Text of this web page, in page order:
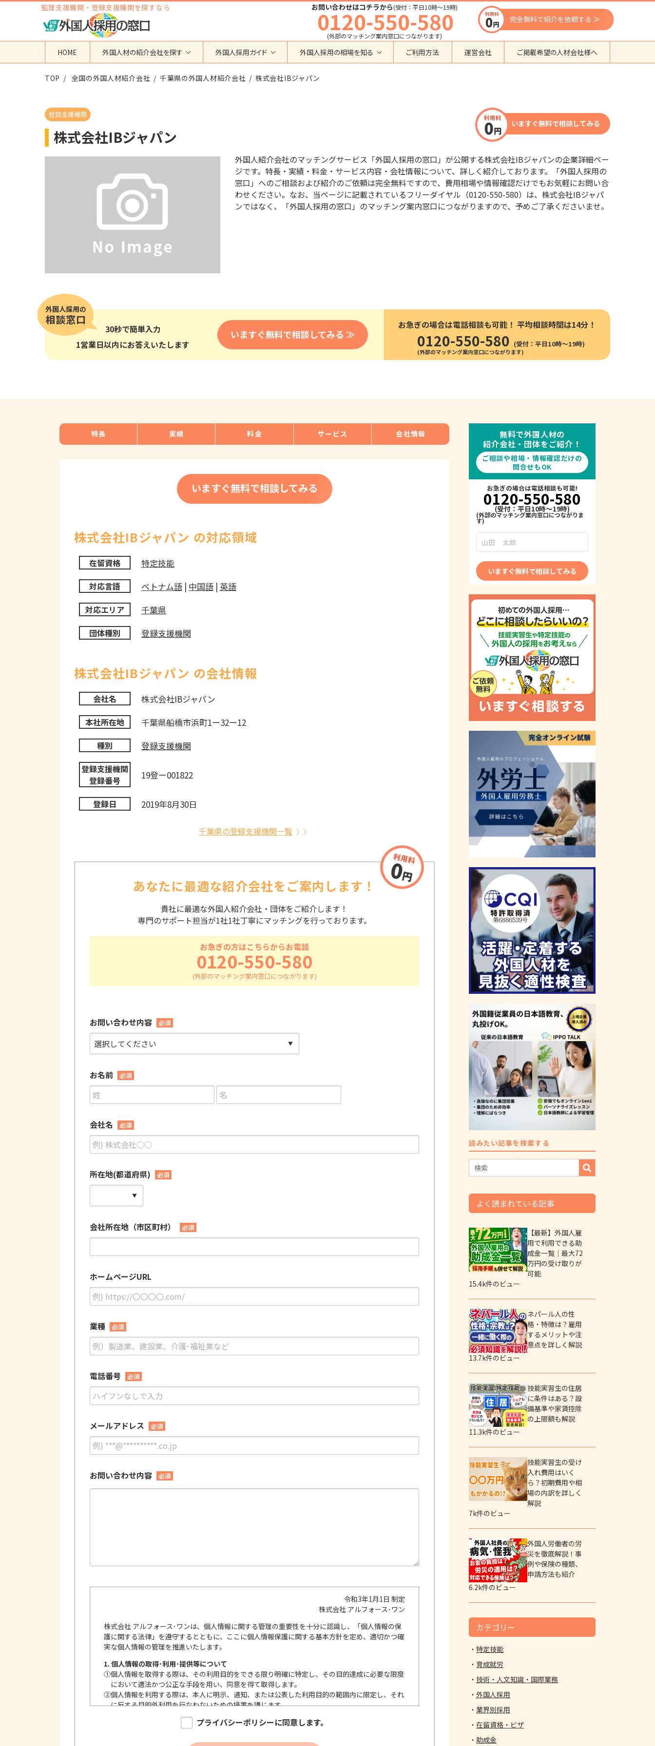
監理支援機関・登録支援機関を探すなら お問い合わせはコチラから(受付：平日10時〜19時)
0120-550-580
(外部のマッチング案内窓口につながります)
完全無料で紹介を依頼する ≫
HOME 外国人材の紹介会社を探す
地域から検索する
神奈川県
大阪府
その他の地域
国籍から検索する
ミャンマー
タイ
ネパール
中国
その他の国籍
在留資格から検索する
高度専門職
留学
インターンシップ
特定活動
介護
運送・ドライバー
自動車整備
宿泊
外食
農業
通訳・翻訳
IT
営業
貿易
登録支援機関
外国人紹介会社
外国人派遣会社
行政書士事務所
送り出し機関
外国人採用ガイド
特定技能
在留資格・ビザ
教育・研修
採用市場
調査・プレスリリース
お役立ち資料
外国人採用の相場を知る
育成就労外国人の受け入れ相場
ご利用方法 運営会社 ご掲載希望の人材会社様へ
TOP 全国の外国人材紹介会社 千葉県の外国人材紹介会社 株式会社IBジャパン
登録支援機関
株式会社IBジャパン
いますぐ無料で相談してみる
外国人紹介会社のマッチングサービス「外国人採用の窓口」が公開する株式会社IBジャパンの企業詳細ペー
ジです。特長・実績・料金・サービス内容・会社情報について、詳しく紹介しております。「外国人採用の
窓口」へのご相談および紹介のご依頼は完全無料ですので、費用相場や情報確認だけでもお気軽にお問い合
わせください。なお、当ページに記載されているフリーダイヤル（0120-550-580）は、株式会社IBジャパ
ンではなく、「外国人採用の窓口」のマッチング案内窓口につながりますので、予めご了承くださいませ。
30秒で簡単入力
1営業日以内にお答えいたします
いますぐ無料で相談してみる ≫
お急ぎの場合は電話相談も可能！ 平均相談時間は14分！
0120-550-580 (受付：平日10時〜19時)
特長 実績 料金 サービス 会社情報
いますぐ無料で相談してみる
株式会社IBジャパン の対応領域
在留資格 特定技能
対応言語 ベトナム語| 中国語| 英語
対応エリア 千葉県
団体種別 登録支援機関
株式会社IBジャパン の会社情報
会社名 株式会社IBジャパン
本社所在地 千葉県船橋市浜町1ー32ー12
種別 登録支援機関
登録支援機関
登録番号
19登ー001822
登録日 2019年8月30日
千葉県の登録支援機関一覧
あなたに最適な紹介会社をご案内します！
貴社に最適な外国人紹介会社・団体をご紹介します！
専門のサポート担当が1社1社丁寧にマッチングを行っております。
お急ぎの方はこちらからお電話
0120-550-580
お問い合わせ内容 必須
お名前 必須
会社名 必須
所在地(都道府県) 必須
会社所在地（市区町村） 必須
ホームページURL
業種 必須
電話番号 必須
メールアドレス 必須
お問い合わせ内容 必須
令和3年1月1日 制定
株式会社 アルフォース･ワン
株式会社 アルフォース･ワンは、個人情報に関する管理の重要性を十分に認識し、「個人情報の保
護に関する法律」を遵守するとともに、ここに個人情報保護に関する基本方針を定め、適切かつ確
実な個人情報の管理を推進いたします。
1. 個人情報の取得･利用･提供等について
①個人情報を取得する際は、その利用目的をできる限り明確に特定し、その目的達成に必要な限度
において適法かつ公正な手段を用い、同意を得て取得します。
②個人情報を利用する際は、本人に明示、通知、または公表した利用目的の範囲内に限定し、それ
に反する目的外利用を行なわないための措置を講じます。
個人情報を第三者に提供またはその取扱いを委託する際は、本人が同意を与えた利用目的の範囲
内で、適法にこれを行います。プライバシーポリシーに同意します。
無料で外国人材の
紹介会社・団体をご紹介！
ご相談や相場・情報確認だけの
問合せもOK
お急ぎの場合は電話相談も可能!
0120-550-580
(受付：平日10時～19時)
いますぐ無料で相談してみる
読みたい記事を検索する
よく読まれている記事
【最新】外国人雇
用で利用できる助
成金一覧｜最大72
万円の受け取りが
可能
15.4k件のビュー
ネパール人の性
格・特徴は？雇用
するメリットや注
意点を詳しく解説
13.7k件のビュー
技能実習生の住居
に条件はある？設
備基準や家賃控除
の上限額も解説
11.3k件のビュー
技能実習生の受け
入れ費用はいく
ら？初期費用や相
場の内訳を詳しく
解説
7k件のビュー
外国人労働者の労
災を徹底解説！事
例や保険の種類、
申請方法も紹介
6.2k件のビュー
カテゴリー
特定技能
育成就労
技術・人文知識・国際業務
外国人採用
業界別採用
在留資格・ビザ
助成金